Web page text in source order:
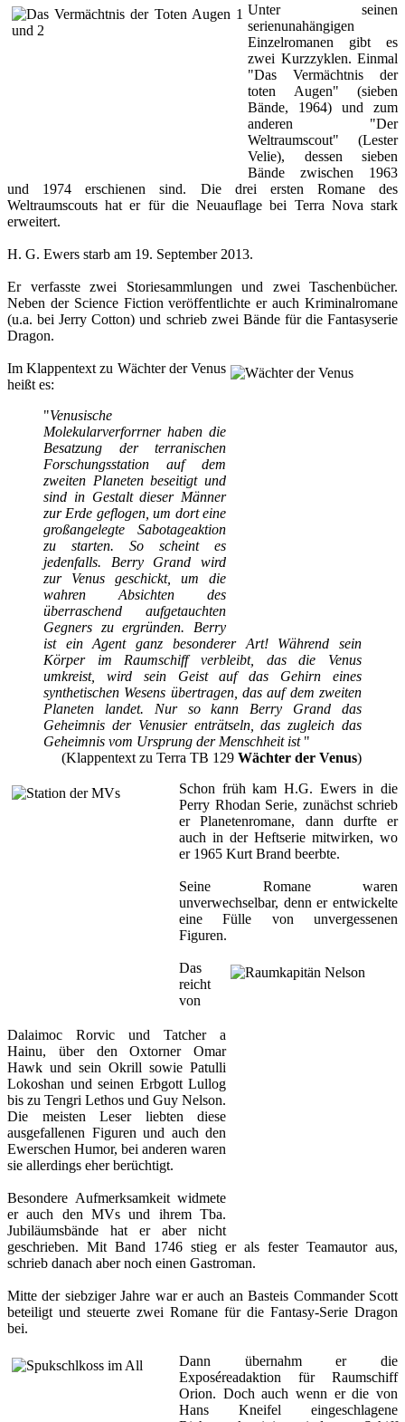
Unter seinen
serienunahängigen
Einzelromanen gibt es
zwei Kurzzyklen. Einmal
"Das Vermächtnis der
toten Augen" (sieben
Bände, 1964) und zum
anderen "Der
Weltraumscout" (Lester
Velie), dessen sieben
Bände zwischen 1963
und 1974 erschienen sind. Die drei ersten Romane des
Weltraumscouts hat er für die Neuauflage bei Terra Nova stark
erweitert.
H. G. Ewers starb am 19. September 2013.
Er verfasste zwei Storiesammlungen und zwei Taschenbücher.
Neben der Science Fiction veröffentlichte er auch Kriminalromane
(u.a. bei Jerry Cotton) und schrieb zwei Bände für die Fantasyserie
Dragon.
Im Klappentext zu Wächter der Venus
heißt es:
"Venusische
Molekularverforrner haben die
Besatzung der terranischen
Forschungsstation auf dem
zweiten Planeten beseitigt und
sind in Gestalt dieser Männer
zur Erde geflogen, um dort eine
großangelegte Sabotageaktion
zu starten. So scheint es
jedenfalls. Berry Grand wird
zur Venus geschickt, um die
wahren Absichten des
überraschend aufgetauchten
Gegners zu ergründen. Berry
ist ein Agent ganz besonderer Art! Während sein
Körper im Raumschiff verbleibt, das die Venus
umkreist, wird sein Geist auf das Gehirn eines
synthetischen Wesens übertragen, das auf dem zweiten
Planeten landet. Nur so kann Berry Grand das
Geheimnis der Venusier enträtseln, das zugleich das
Geheimnis vom Ursprung der Menschheit ist "
(Klappentext zu Terra TB 129 Wächter der Venus)
Schon früh kam H.G. Ewers in die
Perry Rhodan Serie, zunächst schrieb
er Planetenromane, dann durfte er
auch in der Heftserie mitwirken, wo
er 1965 Kurt Brand beerbte.
Seine Romane waren
unverwechselbar, denn er entwickelte
eine Fülle von unvergessenen
Figuren.
Das
reicht
von
Dalaimoc Rorvic und Tatcher a
Hainu, über den Oxtorner Omar
Hawk und sein Okrill sowie Patulli
Lokoshan und seinen Erbgott Lullog
bis zu Tengri Lethos und Guy Nelson.
Die meisten Leser liebten diese
ausgefallenen Figuren und auch den
Ewerschen Humor, bei anderen waren
sie allerdings eher berüchtigt.
Besondere Aufmerksamkeit widmete
er auch den MVs und ihrem Tba.
Jubiläumsbände hat er aber nicht
geschrieben. Mit Band 1746 stieg er als fester Teamautor aus,
schrieb danach aber noch einen Gastroman.
Mitte der siebziger Jahre war er auch an Basteis Commander Scott
beteiligt und steuerte zwei Romane für die Fantasy-Serie Dragon
bei.
Dann übernahm er die
Exposéreadaktion für Raumschiff
Orion. Doch auch wenn er die von
Hans Kneifel eingeschlagene